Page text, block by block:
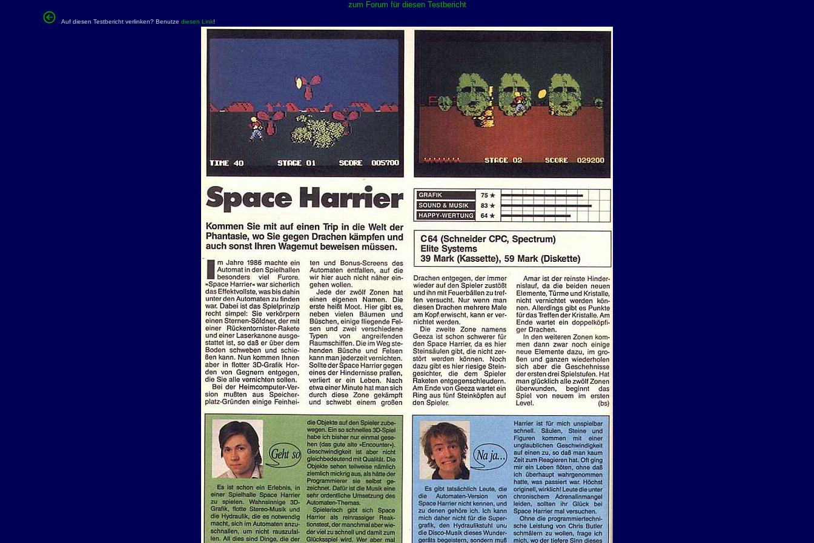
zum Forum für diesen Testbericht
Auf diesen Testbericht verlinken? Benutze diesen Link!